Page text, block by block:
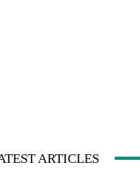
ARTICLES